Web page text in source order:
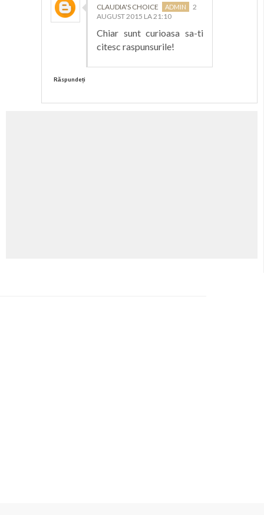
CLAUDIA'S CHOICE
2
AUGUST 2015 LA 21:10
Chiar sunt curioasa sa-ti
citesc raspunsurile!
Răspundeți